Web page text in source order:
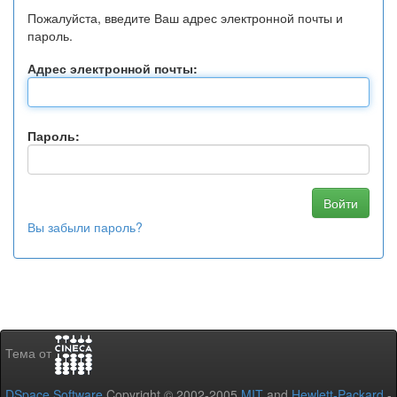
Пожалуйста, введите Ваш адрес электронной почты и
пароль.
Адрес электронной почты:
Пароль:
Вы забыли пароль?
Тема от